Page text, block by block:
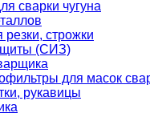
сварки чугуна
строжки
(СИЗ)
для масок
рукавицы